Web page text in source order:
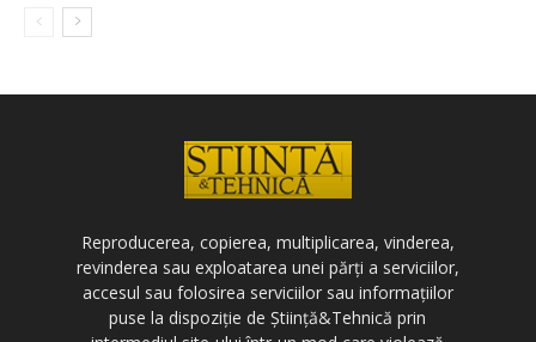
Reproducerea, copierea, multiplicarea, vinderea,
revinderea sau exploatarea unei părți a serviciilor,
accesul sau folosirea serviciilor sau informațiilor
puse la dispoziție de Știință&Tehnică prin